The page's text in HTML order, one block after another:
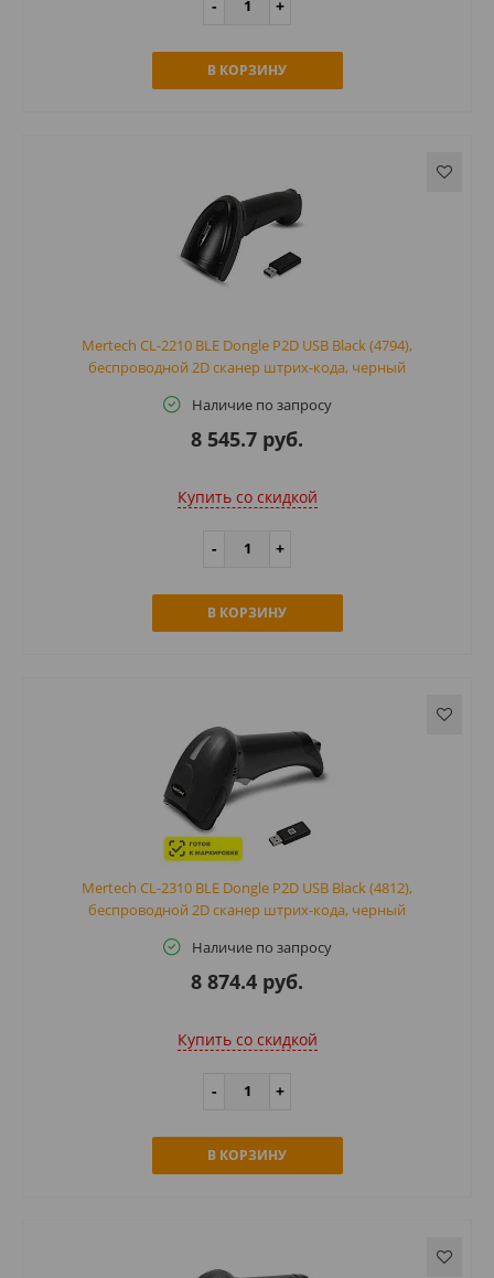
В КОРЗИНУ
Mertech CL-2210 BLE Dongle P2D USB Black (4794),
беспроводной 2D сканер штрих-кода, черный
Наличие по запросу
8 545.7 руб.
Купить cо скидкой
В КОРЗИНУ
Mertech CL-2310 BLE Dongle P2D USB Black (4812),
беспроводной 2D сканер штрих-кода, черный
Наличие по запросу
8 874.4 руб.
Купить cо скидкой
В КОРЗИНУ